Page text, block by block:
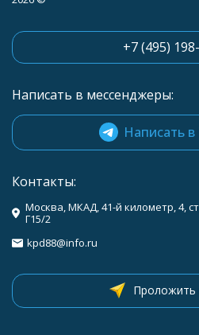
+7 (495)
Написать в мессенджеры:
Написать
Контакты:
Москва, МКАД, 41-й километр, 4,
Г15/2
kpd88@info.ru
Проложить